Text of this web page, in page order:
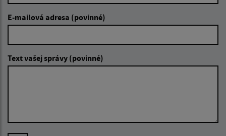
E-mailová adresa (povinné)
Text vašej správy (povinné)